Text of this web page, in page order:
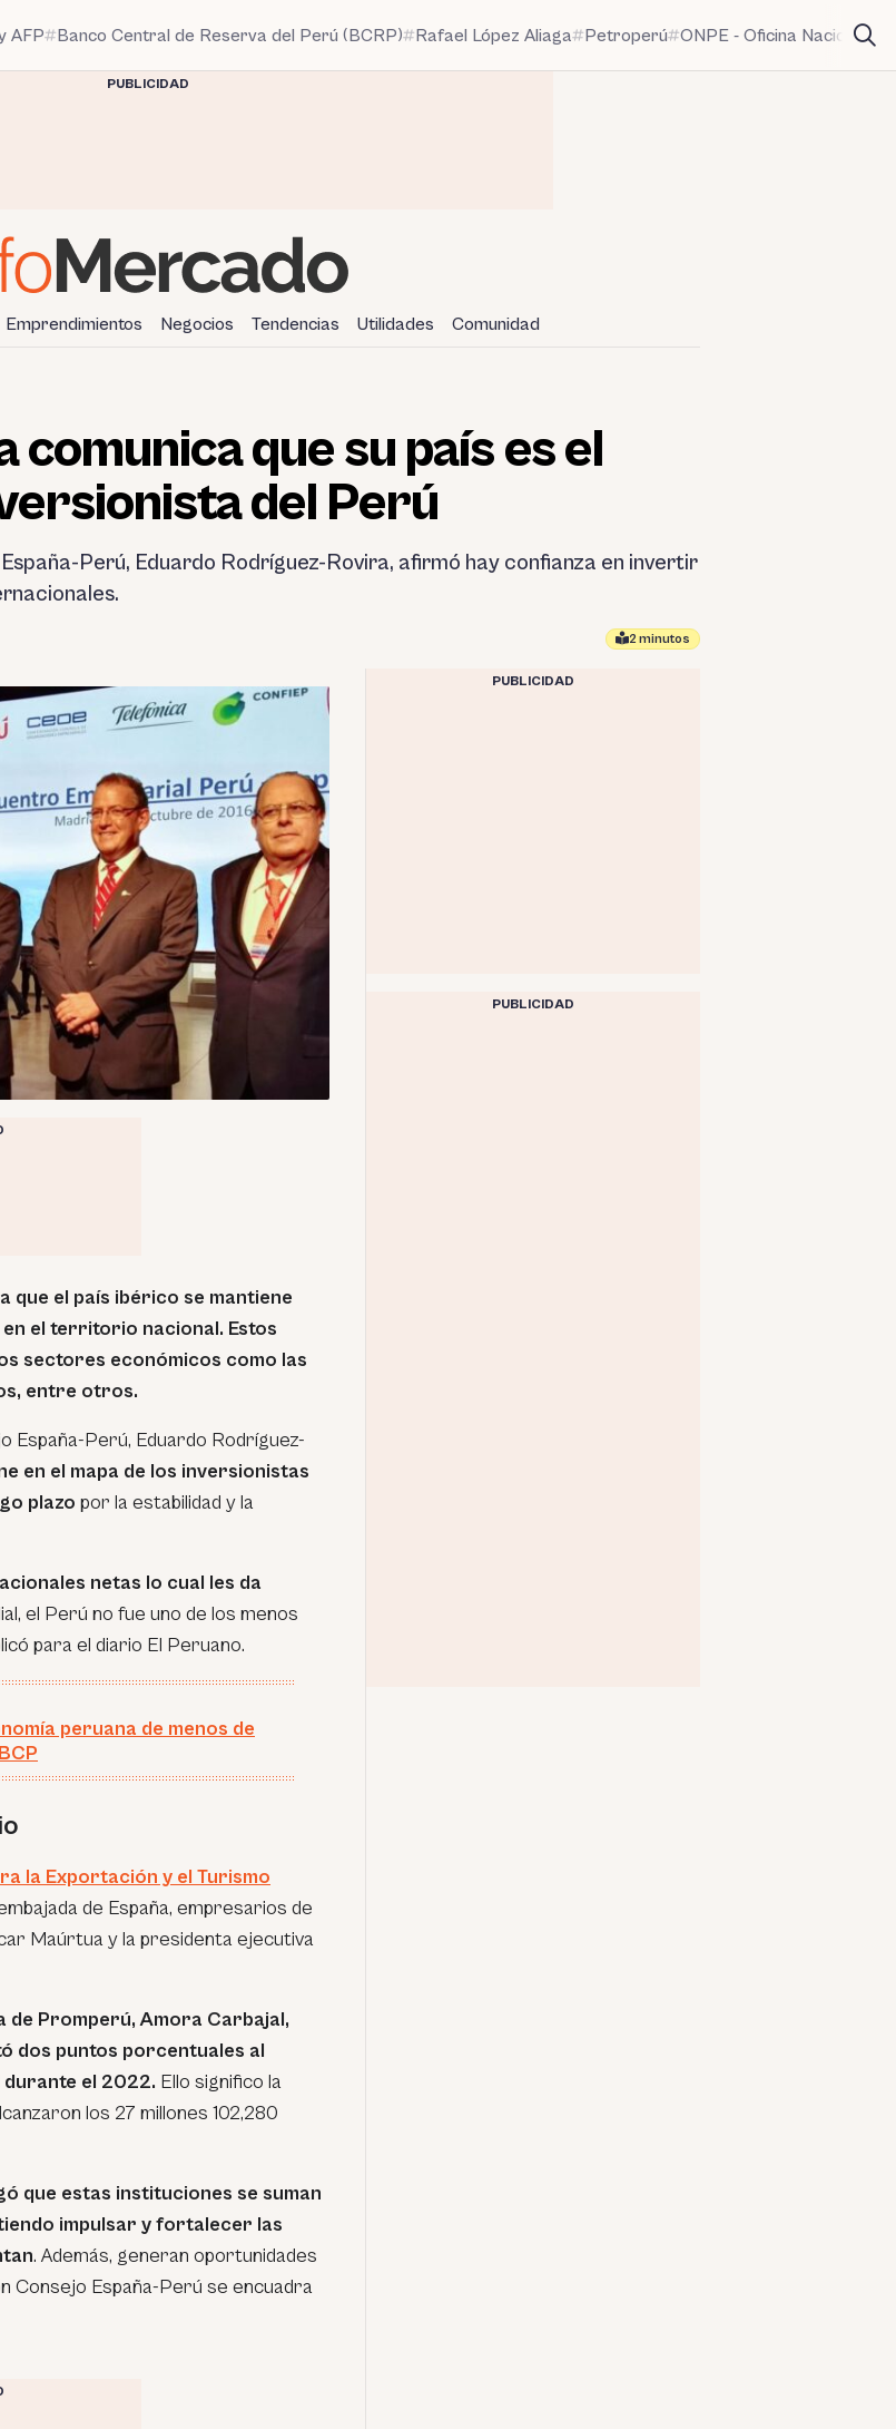
AFP Banco Central de Reserva del Perú (BCRP) Rafael López Aliaga Petroperú ONPE - Oficina Nacional
PUBLICIDAD
Emprendimientos Negocios Tendencias Utilidades Comunidad
comunica que su país es el
del Perú
Perú, Eduardo Rodríguez-Rovira, afirmó hay confianza en invertir
2 minutos
que el país ibérico se mantiene
el territorio nacional. Estos
sectores económicos como las
entre otros.
España-Perú, Eduardo Rodríguez-
en el mapa de los inversionistas
plazo por la estabilidad y la
netas lo cual les da
el Perú no fue uno de los menos
para el diario El Peruano.
peruana de menos de
la Exportación y el Turismo
de España, empresarios de
Maúrtua y la presidenta ejecutiva
de Promperú, Amora Carbajal,
dos puntos porcentuales al
el 2022. Ello significo la
los 27 millones 102,280
que estas instituciones se suman
impulsar y fortalecer las
. Además, generan oportunidades
Consejo España-Perú se encuadra
PUBLICIDAD
PUBLICIDAD